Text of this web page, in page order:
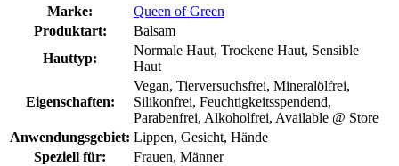
Marke:
Queen of Green
Produktart:
Balsam
Hauttyp:
Normale Haut, Trockene Haut, Sensible
Haut
Eigenschaften:
Vegan, Tierversuchsfrei, Mineralölfrei,
Silikonfrei, Feuchtigkeitsspendend,
Parabenfrei, Alkoholfrei, Available @ Store
Anwendungsgebiet: Lippen, Gesicht, Hände
Speziell für:
Frauen, Männer